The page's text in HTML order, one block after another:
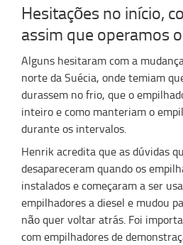
Hesitações no início,
assim que operamos
Alguns hesitaram com a
norte da Suécia, onde temiam
durassem no frio, que o
inteiro e como manteriam o
durante os intervalos.
Henrik acredita que as dúvidas
desapareceram quando os
instalados e começaram a ser
empilhadores a diesel e mudou
não quer voltar atrás. Foi
com empilhadores de